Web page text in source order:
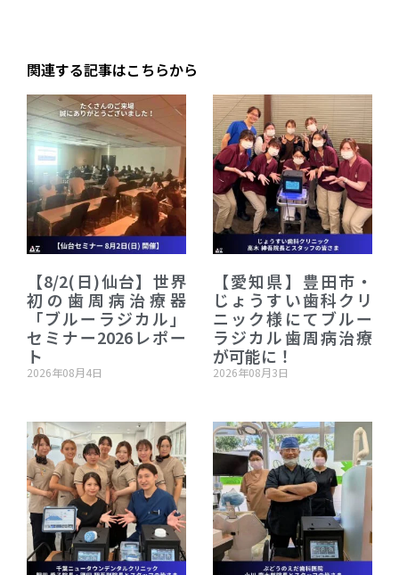
関連する記事はこちらから
【8/2(日)仙台】世界
初の歯周病治療器
「ブルーラジカル」
セミナー2026レポー
ト
2026年08月4日
【愛知県】豊田市・
じょうすい歯科クリ
ニック様にてブルー
ラジカル歯周病治療
が可能に！
2026年08月3日